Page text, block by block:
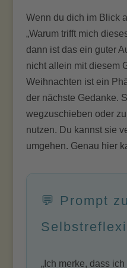
Wenn du dich im Blick
„Warum trifft mich
dann ist das ein guter
nicht allein mit diesem
Weihnachten ist ein
der nächste Gedanke.
wegzuschieben oder
nutzen. Du kannst sie
umgehen. Genau hier
💬 Prompt
„Ich merke, dass